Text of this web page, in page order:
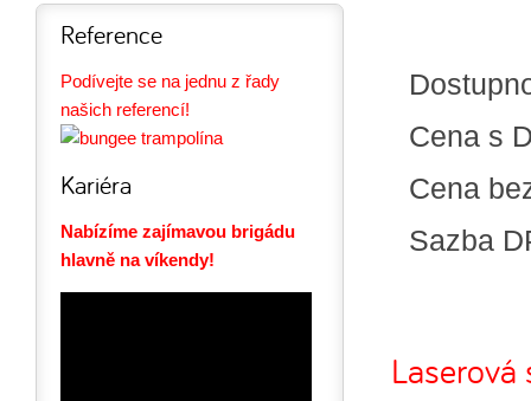
Cena s
Cena
Sazba
Laserová
Reference
Podívejte se na jednu z řady
našich referencí!
Kariéra
Nabízíme zajímavou brigádu
hlavně na víkendy!